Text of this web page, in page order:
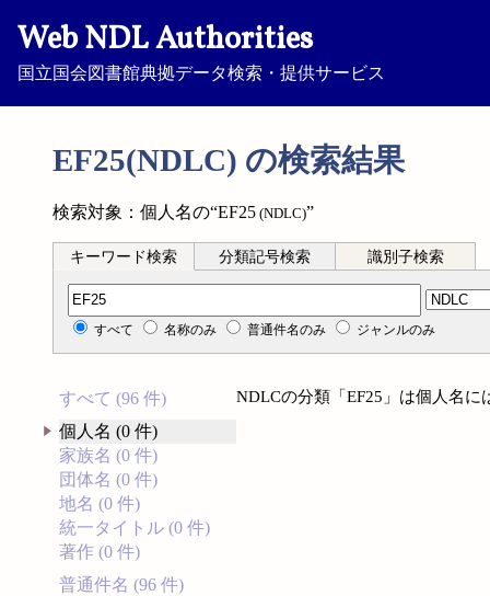
Web NDL Authorities
国立国会図書館典拠データ検索・提供サービス
EF25(NDLC) の検索結果
検索対象：個人名の“EF25 (NDLC)”
キーワード検索 分類記号検索 識別子検索
分類記号検索
すべて 名称のみ 普通件名のみ ジャンルのみ
すべて (96 件)
個人名 (0 件)
家族名 (0 件)
団体名 (0 件)
地名 (0 件)
統一タイトル (0 件)
著作 (0 件)
普通件名 (96 件)
NDLCの分類「EF25」は個人名